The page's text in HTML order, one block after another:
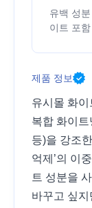
유백 성
이트 포함
제품 정보
유시몰 화
복합 화이
등)을 강조
억제’의 이
트 성분을
바꾸고 싶